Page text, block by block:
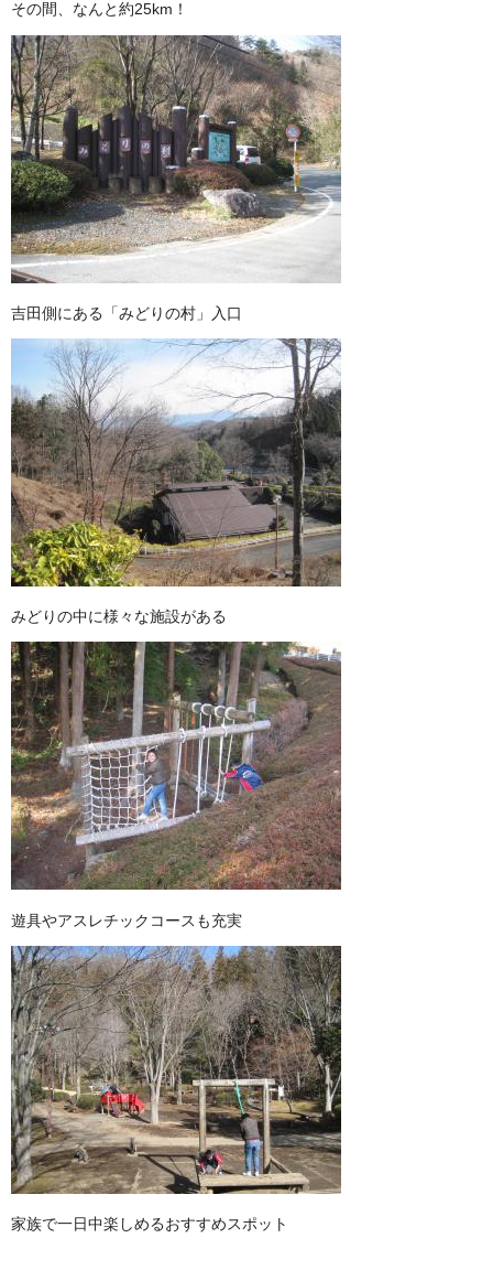
その間、なんと約25km！
吉田側にある「みどりの村」入口
みどりの中に様々な施設がある
遊具やアスレチックコースも充実
家族で一日中楽しめるおすすめスポット